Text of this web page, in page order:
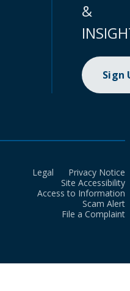
&
Sign
Legal
Privacy Notice
Site Accessibility
Access to Information
Scam Alert
File a Complaint